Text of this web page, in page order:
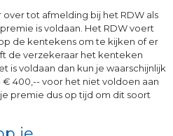
tot afmelding bij het RDW als
is voldaan. Het RDW voert
de kentekens om te kijken of er
de verzekeraar het kenteken
is voldaan dan kun je waarschijnlijk
400,-- voor het niet voldoen aan
premie dus op tijd om dit soort